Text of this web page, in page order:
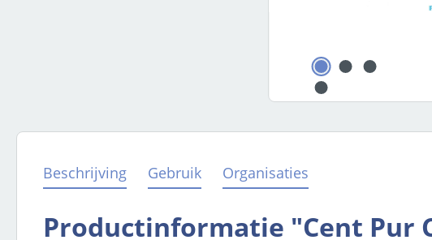
Beschrijving Gebruik Organisaties
Productinformatie "Cent Pur